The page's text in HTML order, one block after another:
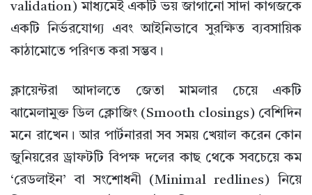
validation) মাধ্যমেই একটি ভয় জাগানো সাদা কাগজকে
একটি নির্ভরযোগ্য এবং আইনিভাবে সুরক্ষিত ব্যবসায়িক
কাঠামোতে পরিণত করা সম্ভব।
ক্লায়েন্টরা আদালতে জেতা মামলার চেয়ে একটি
ঝামেলামুক্ত ডিল ক্লোজিং (Smooth closings) বেশিদিন
মনে রাখেন। আর পার্টনাররা সব সময় খেয়াল করেন কোন
জুনিয়রের ড্রাফটটি বিপক্ষ দলের কাছ থেকে সবচেয়ে কম
‘রেডলাইন’ বা সংশোধনী (Minimal redlines) নিয়ে